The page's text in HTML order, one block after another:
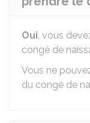
Oui, vous
congé de
Vous ne
du congé de